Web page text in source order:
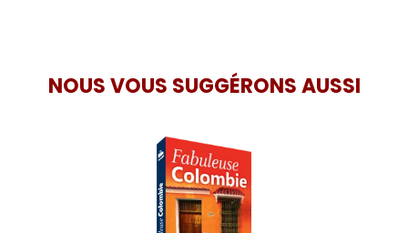
NOUS VOUS SUGGÉRONS AUSSI